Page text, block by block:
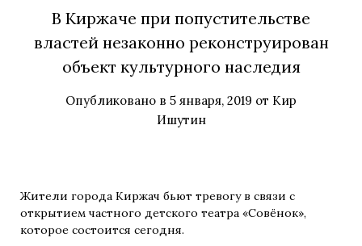
В Киржаче при попустительстве
властей незаконно реконструирован
объект культурного наследия
Опубликовано в 5 января, 2019 от Кир
Ишутин
Жители города Киржач бьют тревогу в связи с
открытием частного детского театра «Совёнок»,
которое состоится сегодня.